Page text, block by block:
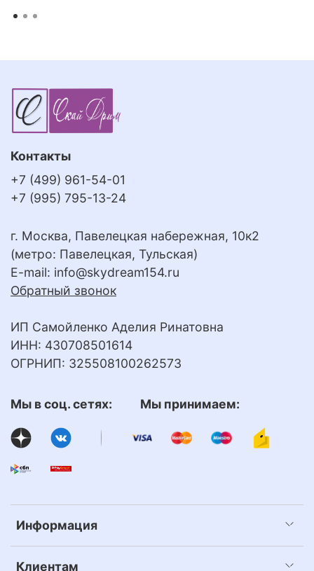
Информация
Клиентам
Контакты
+7 (499) 961-54-01
+7 (995) 795-13-24
г. Москва, Павелецкая набережная, 10к2
(метро: Павелецкая, Тульская)
E-mail: info@skydream154.ru
Обратный звонок
ИП Самойленко Аделия Ринатовна
ИНН: 430708501614
ОГРНИП: 325508100262573
Мы в соц. сетях: Мы принимаем: